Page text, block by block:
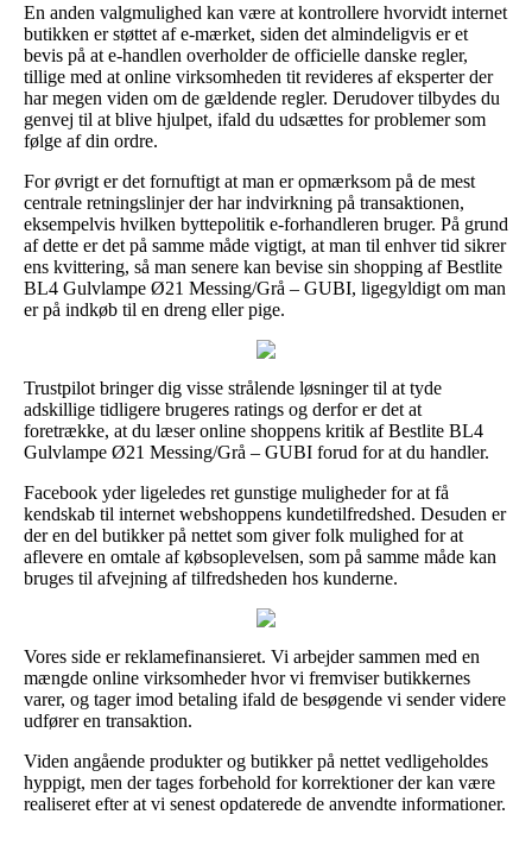
En anden valgmulighed kan være at kontrollere hvorvidt internet
butikken er støttet af e-mærket, siden det almindeligvis er et
bevis på at e-handlen overholder de officielle danske regler,
tillige med at online virksomheden tit revideres af eksperter der
har megen viden om de gældende regler. Derudover tilbydes du
genvej til at blive hjulpet, ifald du udsættes for problemer som
følge af din ordre.
For øvrigt er det fornuftigt at man er opmærksom på de mest
centrale retningslinjer der har indvirkning på transaktionen,
eksempelvis hvilken byttepolitik e-forhandleren bruger. På grund
af dette er det på samme måde vigtigt, at man til enhver tid sikrer
ens kvittering, så man senere kan bevise sin shopping af Bestlite
BL4 Gulvlampe Ø21 Messing/Grå – GUBI, ligegyldigt om man
er på indkøb til en dreng eller pige.
Trustpilot bringer dig visse strålende løsninger til at tyde
adskillige tidligere brugeres ratings og derfor er det at
foretrække, at du læser online shoppens kritik af Bestlite BL4
Gulvlampe Ø21 Messing/Grå – GUBI forud for at du handler.
Facebook yder ligeledes ret gunstige muligheder for at få
kendskab til internet webshoppens kundetilfredshed. Desuden er
der en del butikker på nettet som giver folk mulighed for at
aflevere en omtale af købsoplevelsen, som på samme måde kan
bruges til afvejning af tilfredsheden hos kunderne.
Vores side er reklamefinansieret. Vi arbejder sammen med en
mængde online virksomheder hvor vi fremviser butikkernes
varer, og tager imod betaling ifald de besøgende vi sender videre
udfører en transaktion.
Viden angående produkter og butikker på nettet vedligeholdes
hyppigt, men der tages forbehold for korrektioner der kan være
realiseret efter at vi senest opdaterede de anvendte informationer.